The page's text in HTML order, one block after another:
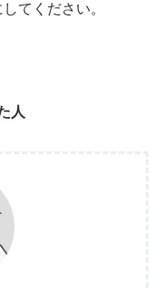
てください。
人